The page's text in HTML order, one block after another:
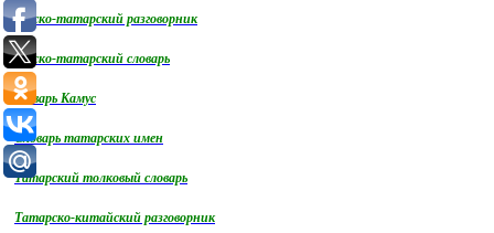
Русско-татарский разговорник
Русско-татарский словарь
словарь Камус
Словарь татарских имен
Татарский толковый словарь
Татарско-китайский разговорник